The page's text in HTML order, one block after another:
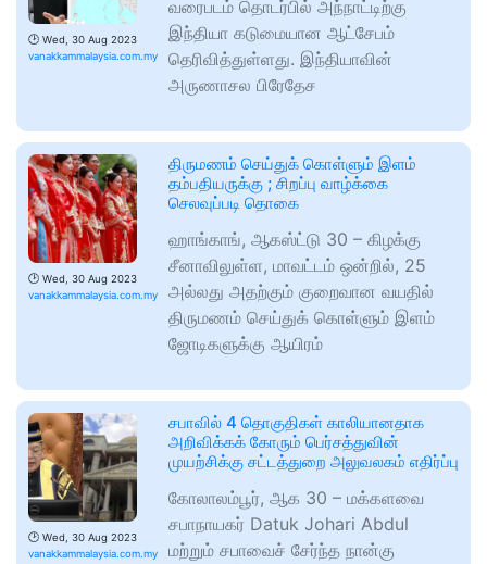
🕑 Wed, 30 Aug 2023
vanakkammalaysia.com.my
வரைபடம் தொடர்பில் அந்நாட்டிற்கு
இந்தியா கடுமையான ஆட்சேபம்
தெரிவித்துள்ளது. இந்தியாவின்
அருணாசல பிரேதேச
🕑 Wed, 30 Aug 2023
vanakkammalaysia.com.my
திருமணம் செய்துக் கொள்ளும் இளம்
தம்பதியருக்கு ; சிறப்பு வாழ்க்கை
செலவுப்படி தொகை
ஹாங்காங், ஆகஸ்ட்டு 30 – கிழக்கு
சீனாவிலுள்ள, மாவட்டம் ஒன்றில், 25
அல்லது அதற்கும் குறைவான வயதில்
திருமணம் செய்துக் கொள்ளும் இளம்
ஜோடிகளுக்கு ஆயிரம்
🕑 Wed, 30 Aug 2023
vanakkammalaysia.com.my
சபாவில் 4 தொகுதிகள் காலியானதாக
அறிவிக்கக் கோரும் பெர்சத்துவின்
முயற்சிக்கு சட்டத்துறை அலுவலகம் எதிர்ப்பு
கோலாலம்பூர், ஆக 30 – மக்களவை
சபாநாயகர் Datuk Johari Abdul
மற்றும் சபாவைச் சேர்ந்த நான்கு